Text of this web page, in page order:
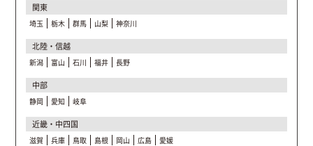
関東
埼玉 栃木 群馬 山梨 神奈川
北陸・信越
新潟 富山 石川 福井 長野
中部
静岡 愛知 岐阜
近畿・中四国
滋賀 兵庫 鳥取 島根 岡山 広島 愛媛